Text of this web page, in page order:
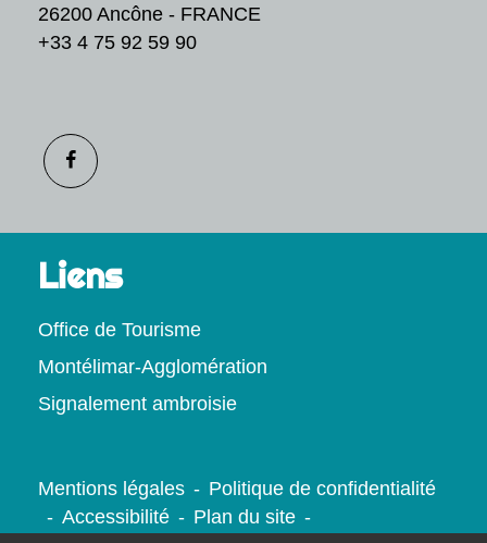
26200 Ancône - FRANCE
+33 4 75 92 59 90
Liens
Office de Tourisme
Montélimar-Agglomération
Signalement ambroisie
Mentions légales - Politique de confidentialité
- Accessibilité - Plan du site -